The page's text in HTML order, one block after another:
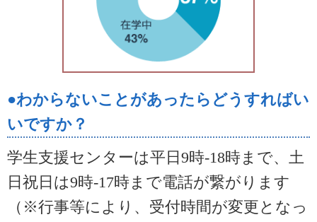
●わからないことがあったらどうすればい
いですか？
学生支援センターは平日9時-18時まで、土
日祝日は9時-17時まで電話が繋がります
（※行事等により、受付時間が変更となっ